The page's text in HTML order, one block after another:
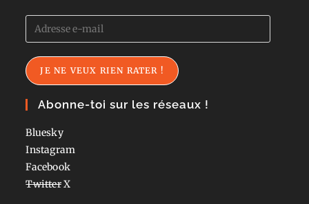
Adresse
e-
mail
JE NE VEUX RIEN RATER !
Abonne-toi sur les réseaux !
Bluesky
Instagram
Facebook
TwitterX